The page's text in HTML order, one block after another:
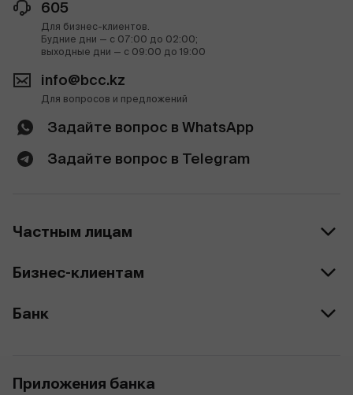
605
Для бизнес-клиентов.
Будние дни — с 07:00 до 02:00;
выходные дни — с 09:00 до 19:00
info@bcc.kz
Для вопросов и предложений
Задайте вопрос в WhatsApp
Задайте вопрос в Telegram
Частным лицам
Бизнес-клиентам
Банк
Приложения банка